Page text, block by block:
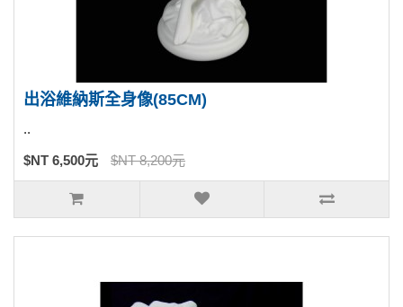
出浴維納斯全身像(85CM)
..
$NT 6,500元 $NT 8,200元